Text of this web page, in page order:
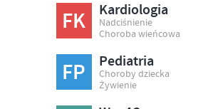
FK Kardiologia
Nadciśnienie
Choroba wieńcowa
FP Pediatria
Choroby dziecka
Żywienie